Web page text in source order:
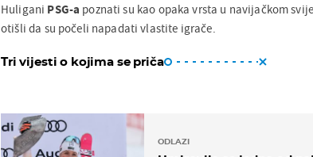
Huligani PSG-a poznati su kao opaka vrsta u navijačkom
otišli da su počeli napadati vlastite igrače.
Tri vijesti o kojima se priča
ODLAZI